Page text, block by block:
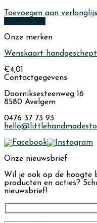
Toevoegen aan
Onze merken
Wenskaart
€4,01
Contactgegevens
Doorniksesteenweg 16
8580 Avelgem
0476 37 73 93
Onze nieuwsbrief
Wil je ook op de hoogte
producten en acties?
nieuwsbrief!